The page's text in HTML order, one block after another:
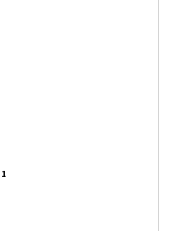
1